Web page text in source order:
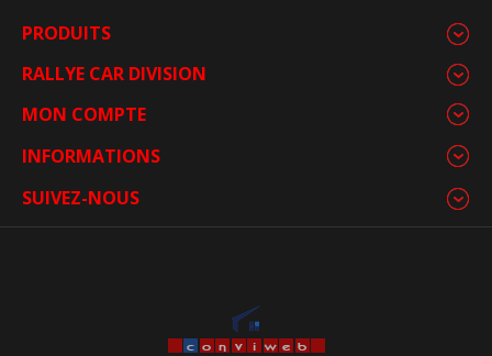
PRODUITS
RALLYE CAR DIVISION
MON COMPTE
INFORMATIONS
SUIVEZ-NOUS